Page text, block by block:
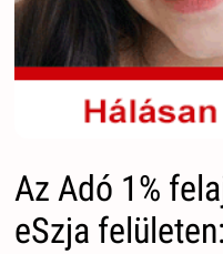
Az Adó 1%
eSzja felületen: